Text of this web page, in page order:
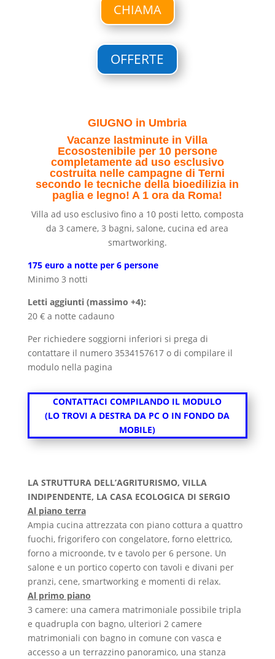
CHIAMA
OFFERTE
GIUGNO in Umbria
Vacanze lastminute in Villa
Ecosostenibile per 10 persone
completamente ad uso esclusivo
costruita nelle campagne di Terni
secondo le tecniche della bioedilizia in
paglia e legno! A 1 ora da Roma!
Villa ad uso esclusivo fino a 10 posti letto, composta
da 3 camere, 3 bagni, salone, cucina ed area
smartworking.
175 euro a notte per 6 persone
Minimo 3 notti
Letti aggiunti (massimo +4):
20 € a notte cadauno
Per richiedere soggiorni inferiori si prega di
contattare il numero 3534157617 o di compilare il
modulo nella pagina
CONTATTACI COMPILANDO IL MODULO
(LO TROVI A DESTRA DA PC O IN FONDO DA
MOBILE)
LA STRUTTURA DELL’AGRITURISMO, VILLA
INDIPENDENTE, LA CASA ECOLOGICA DI SERGIO
Al piano terra
Ampia cucina attrezzata con piano cottura a quattro
fuochi, frigorifero con congelatore, forno elettrico,
forno a microonde, tv e tavolo per 6 persone. Un
salone e un portico coperto con tavoli e divani per
pranzi, cene, smartworking e momenti di relax.
Al primo piano
3 camere: una camera matrimoniale possibile tripla
e quadrupla con bagno, ulteriori 2 camere
matrimoniali con bagno in comune con vasca e
accesso a un terrazzino panoramico, una stanza